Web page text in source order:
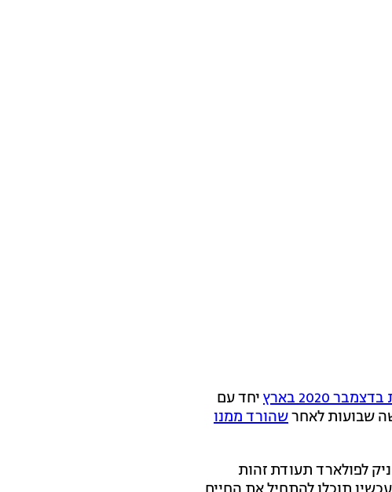
2020 בארץ
יחד עם
שבועות לאחרשהורד ממנו
לפולארד תעודת זהות